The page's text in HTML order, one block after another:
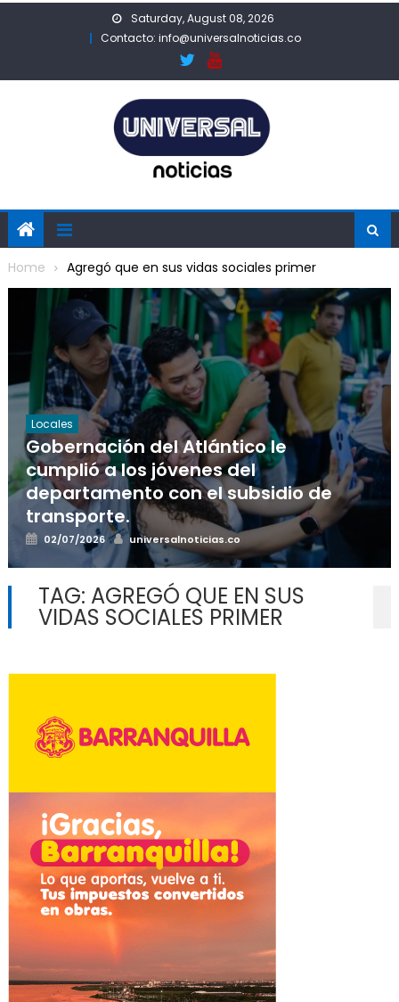
Saturday, August 08, 2026
Contacto: info@universalnoticias.co
Home Agregó que en sus vidas sociales primer
Locales
Gobernación del Atlántico le
cumplió a los jóvenes del
departamento con el subsidio de
transporte.
Posted
02/07/2026 Author
universalnoticias.co
TAG: AGREGÓ QUE EN SUS
VIDAS SOCIALES PRIMER